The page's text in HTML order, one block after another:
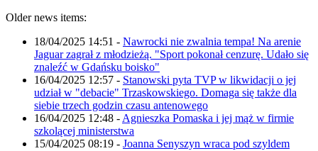
Older news items:
18/04/2025 14:51 - Nawrocki nie zwalnia tempa! Na arenie
Jaguar zagrał z młodzieżą. "Sport pokonał cenzurę. Udało się
znaleźć w Gdańsku boisko"
16/04/2025 12:57 - Stanowski pyta TVP w likwidacji o jej
udział w "debacie" Trzaskowskiego. Domaga się także dla
siebie trzech godzin czasu antenowego
16/04/2025 12:48 - Agnieszka Pomaska i jej mąż w firmie
szkolącej ministerstwa
15/04/2025 08:19 - Joanna Senyszyn wraca pod szyldem